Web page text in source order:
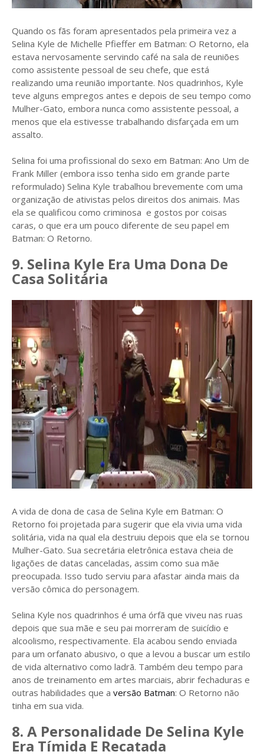
Quando os fãs foram apresentados pela primeira vez a
Selina Kyle de Michelle Pfieffer em Batman: O Retorno, ela
estava nervosamente servindo café na sala de reuniões
como assistente pessoal de seu chefe, que está
realizando uma reunião importante. Nos quadrinhos, Kyle
teve alguns empregos antes e depois de seu tempo como
Mulher-Gato, embora nunca como assistente pessoal, a
menos que ela estivesse trabalhando disfarçada em um
assalto.
Selina foi uma profissional do sexo em Batman: Ano Um de
Frank Miller (embora isso tenha sido em grande parte
reformulado) Selina Kyle trabalhou brevemente com uma
organização de ativistas pelos direitos dos animais. Mas
ela se qualificou como criminosa e gostos por coisas
caras, o que era um pouco diferente de seu papel em
Batman: O Retorno.
9. Selina Kyle Era Uma Dona De
Casa Solitária
A vida de dona de casa de Selina Kyle em Batman: O
Retorno foi projetada para sugerir que ela vivia uma vida
solitária, vida na qual ela destruiu depois que ela se tornou
Mulher-Gato. Sua secretária eletrônica estava cheia de
ligações de datas canceladas, assim como sua mãe
preocupada. Isso tudo serviu para afastar ainda mais da
versão cômica do personagem.
Selina Kyle nos quadrinhos é uma órfã que viveu nas ruas
depois que sua mãe e seu pai morreram de suicídio e
alcoolismo, respectivamente. Ela acabou sendo enviada
para um orfanato abusivo, o que a levou a buscar um estilo
de vida alternativo como ladrã. Também deu tempo para
anos de treinamento em artes marciais, abrir fechaduras e
outras habilidades que a versão Batman: O Retorno não
tinha em sua vida.
8. A Personalidade De Selina Kyle
Era Tímida E Recatada